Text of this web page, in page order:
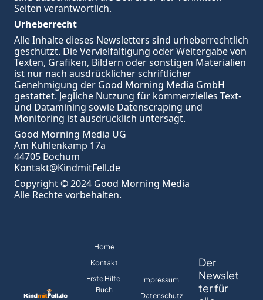
Seiten verantwortlich.
Urheberrecht
Alle Inhalte dieses Newsletters sind urheberrechtlich
geschützt. Die Vervielfältigung oder Weitergabe von
Texten, Grafiken, Bildern oder sonstigen Materialien
ist nur nach ausdrücklicher schriftlicher
Genehmigung der Good Morning Media GmbH
gestattet. Jegliche Nutzung für kommerzielles Text-
und Datamining sowie Datenscraping und
Monitoring ist ausdrücklich untersagt.
Good Morning Media UG
Am Kuhlenkamp 17a
44705 Bochum
Kontakt@KindmitFell.de
Copyright © 2024 Good Morning Media
Alle Rechte vorbehalten.
Home
Kontakt
Erste Hilfe
Buch
Impressum
Datenschutz
Der
Newslet
ter für